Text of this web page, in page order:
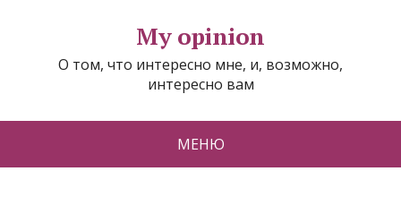
My opinion
О том, что интересно мне, и, возможно,
интересно вам
МЕНЮ